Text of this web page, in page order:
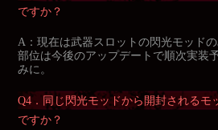
ですか？
A：現在は武器スロットの閃光モッド
部位は今後のアップデートで順次実装
みに。
Q4．同じ閃光モッドから開封されるモ
ですか？